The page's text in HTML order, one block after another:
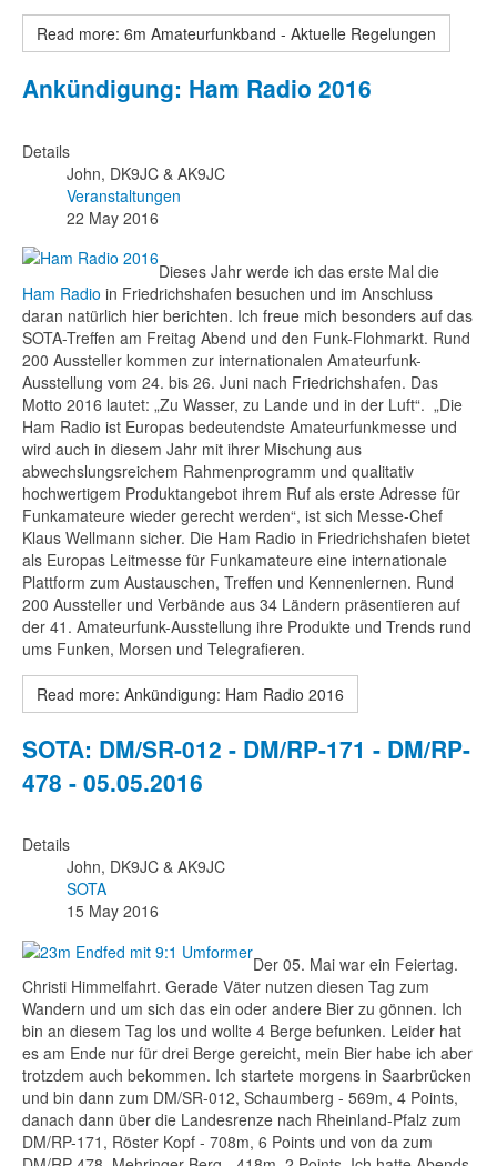
Read more: 6m Amateurfunkband - Aktuelle Regelungen
Ankündigung: Ham Radio 2016
Details
John, DK9JC & AK9JC
Veranstaltungen
22 May 2016
Dieses Jahr werde ich das erste Mal die
Ham Radio in Friedrichshafen besuchen und im Anschluss
daran natürlich hier berichten. Ich freue mich besonders auf das
SOTA-Treffen am Freitag Abend und den Funk-Flohmarkt. Rund
200 Aussteller kommen zur internationalen Amateurfunk-
Ausstellung vom 24. bis 26. Juni nach Friedrichshafen. Das
Motto 2016 lautet: „Zu Wasser, zu Lande und in der Luft“. „Die
Ham Radio ist Europas bedeutendste Amateurfunkmesse und
wird auch in diesem Jahr mit ihrer Mischung aus
abwechslungsreichem Rahmenprogramm und qualitativ
hochwertigem Produktangebot ihrem Ruf als erste Adresse für
Funkamateure wieder gerecht werden“, ist sich Messe-Chef
Klaus Wellmann sicher. Die Ham Radio in Friedrichshafen bietet
als Europas Leitmesse für Funkamateure eine internationale
Plattform zum Austauschen, Treffen und Kennenlernen. Rund
200 Aussteller und Verbände aus 34 Ländern präsentieren auf
der 41. Amateurfunk-Ausstellung ihre Produkte und Trends rund
ums Funken, Morsen und Telegrafieren.
Read more: Ankündigung: Ham Radio 2016
SOTA: DM/SR-012 - DM/RP-171 - DM/RP-
478 - 05.05.2016
Details
John, DK9JC & AK9JC
SOTA
15 May 2016
Der 05. Mai war ein Feiertag.
Christi Himmelfahrt. Gerade Väter nutzen diesen Tag zum
Wandern und um sich das ein oder andere Bier zu gönnen. Ich
bin an diesem Tag los und wollte 4 Berge befunken. Leider hat
es am Ende nur für drei Berge gereicht, mein Bier habe ich aber
trotzdem auch bekommen. Ich startete morgens in Saarbrücken
und bin dann zum DM/SR-012, Schaumberg - 569m, 4 Points,
danach dann über die Landesrenze nach Rheinland-Pfalz zum
DM/RP-171, Röster Kopf - 708m, 6 Points und von da zum